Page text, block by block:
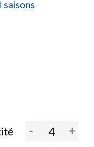
saisons
- +